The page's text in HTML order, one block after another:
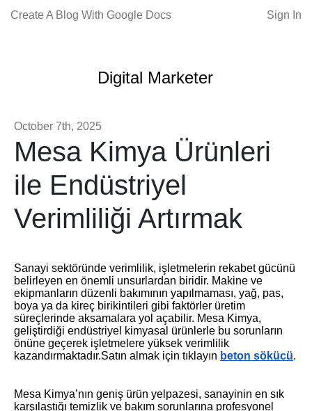
Create A Blog With Google Docs Sign In
Digital Marketer
October 7th, 2025
Mesa Kimya Ürünleri
ile Endüstriyel
Verimliliği Artırmak
Sanayi sektöründe verimlilik, işletmelerin rekabet gücünü
belirleyen en önemli unsurlardan biridir. Makine ve
ekipmanların düzenli bakımının yapılmaması, yağ, pas,
boya ya da kireç birikintileri gibi faktörler üretim
süreçlerinde aksamalara yol açabilir. Mesa Kimya,
geliştirdiği endüstriyel kimyasal ürünlerle bu sorunların
önüne geçerek işletmelere yüksek verimlilik
kazandırmaktadır.Satın almak için tıklayın beton sökücü.
Mesa Kimya’nın geniş ürün yelpazesi, sanayinin en sık
karşılaştığı temizlik ve bakım sorunlarına profesyonel